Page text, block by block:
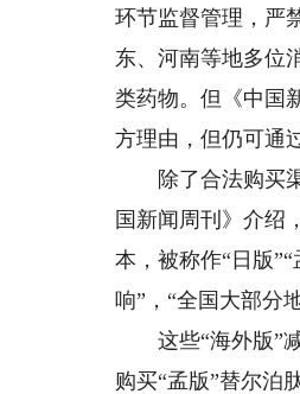
环节监督管理，严
东、河南等地多位
类药物。但《中国
方理由，但仍可通
除了合法购买渠
国新闻周刊》介绍
本，被称作“日版
响”，“全国大部分
这些“海外版”减
购买“孟版”替尔泊